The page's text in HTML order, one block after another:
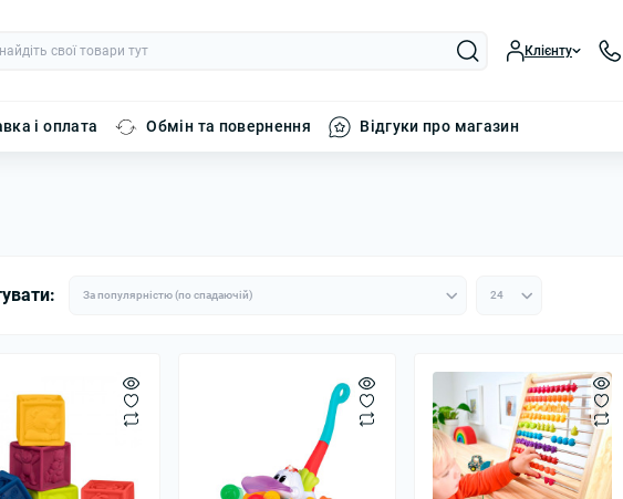
Клієнту
і оплата Обмін та повернення Відгуки про магазин